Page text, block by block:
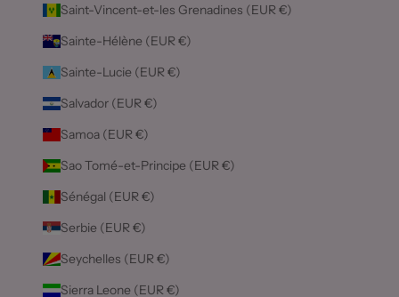
Saint-Vincent-et-les Grenadines (EUR €)
Sainte-Hélène (EUR €)
Sainte-Lucie (EUR €)
Salvador (EUR €)
Samoa (EUR €)
Sao Tomé-et-Principe (EUR €)
Sénégal (EUR €)
Serbie (EUR €)
Seychelles (EUR €)
Sierra Leone (EUR €)